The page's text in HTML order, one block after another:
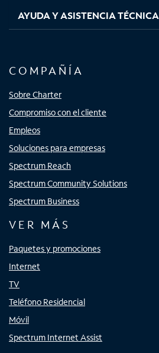
AYUDA Y ASISTENCIA TÉCNICA
COMPAÑÍA
Sobre Charter
Compromiso con el cliente
Empleos
Soluciones para empresas
Spectrum Reach
Spectrum Community Solutions
Spectrum Business
VER MÁS
Paquetes y promociones
Internet
TV
Teléfono Residencial
Móvil
Spectrum Internet Assist